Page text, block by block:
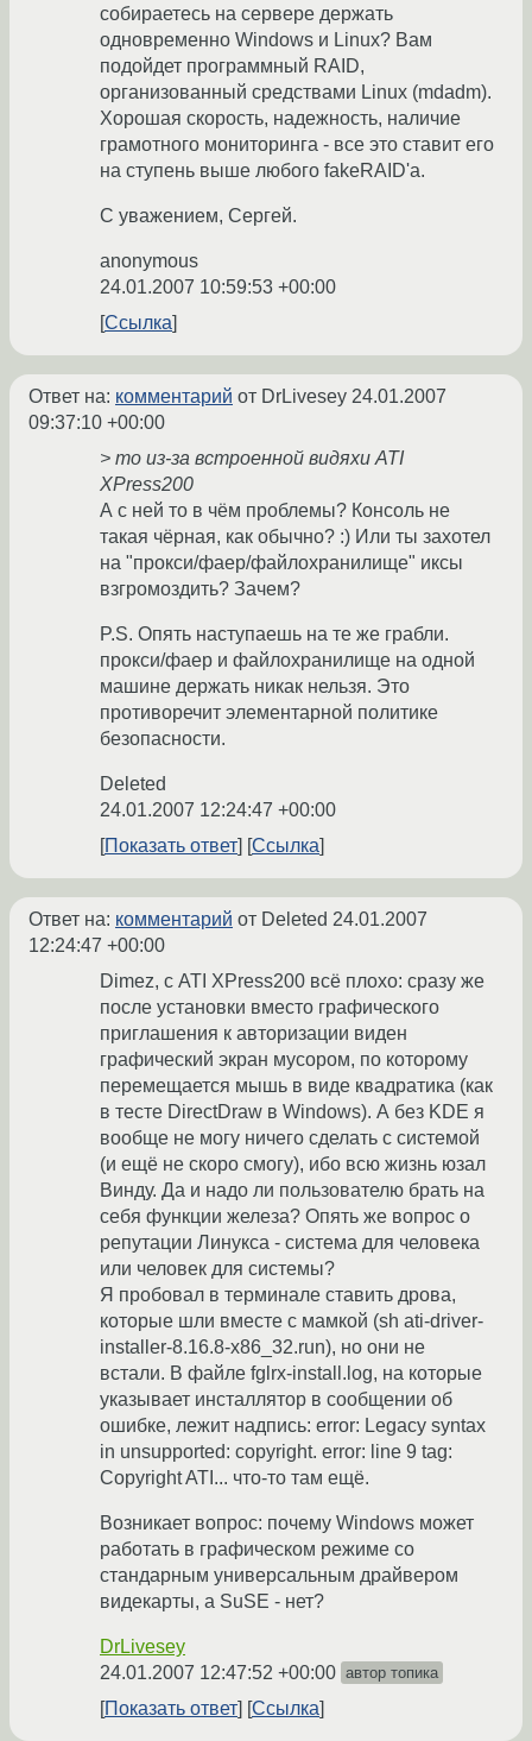
собираетесь на сервере держать
одновременно Windows и Linux? Вам
подойдет программный RAID,
организованный средствами Linux (mdadm).
Хорошая скорость, надежность, наличие
грамотного мониторинга - все это ставит его
на ступень выше любого fakeRAID'а.
С уважением, Сергей.
anonymous
24.01.2007 10:59:53 +00:00
Ссылка
Ответ на: комментарий от DrLivesey 24.01.2007
09:37:10 +00:00
> то из-за встроенной видяхи ATI
XPress200
А с ней то в чём проблемы? Консоль не
такая чёрная, как обычно? :) Или ты захотел
на "прокси/фаер/файлохранилище" иксы
взгромоздить? Зачем?
P.S. Опять наступаешь на те же грабли.
прокси/фаер и файлохранилище на одной
машине держать никак нельзя. Это
противоречит элементарной политике
безопасности.
Deleted
24.01.2007 12:24:47 +00:00
Показать ответ
Ссылка
Ответ на: комментарий от Deleted 24.01.2007
12:24:47 +00:00
Dimez, с ATI XPress200 всё плохо: сразу же
после установки вместо графического
приглашения к авторизации виден
графический экран мусором, по которому
перемещается мышь в виде квадратика (как
в тесте DirectDraw в Windows). А без KDE я
вообще не могу ничего сделать с системой
(и ещё не скоро смогу), ибо всю жизнь юзал
Винду. Да и надо ли пользователю брать на
себя функции железа? Опять же вопрос о
репутации Линукса - система для человека
или человек для системы?
Я пробовал в терминале ставить дрова,
которые шли вместе с мамкой (sh ati-driver-
installer-8.16.8-x86_32.run), но они не
встали. В файле fglrx-install.log, на которые
указывает инсталлятор в сообщении об
ошибке, лежит надпись: error: Legacy syntax
in unsupported: copyright. error: line 9 tag:
Copyright ATI... что-то там ещё.
Возникает вопрос: почему Windows может
работать в графическом режиме со
стандарным универсальным драйвером
видекарты, а SuSE - нет?
DrLivesey
24.01.2007 12:47:52 +00:00 автор топика
Показать ответ Ссылка